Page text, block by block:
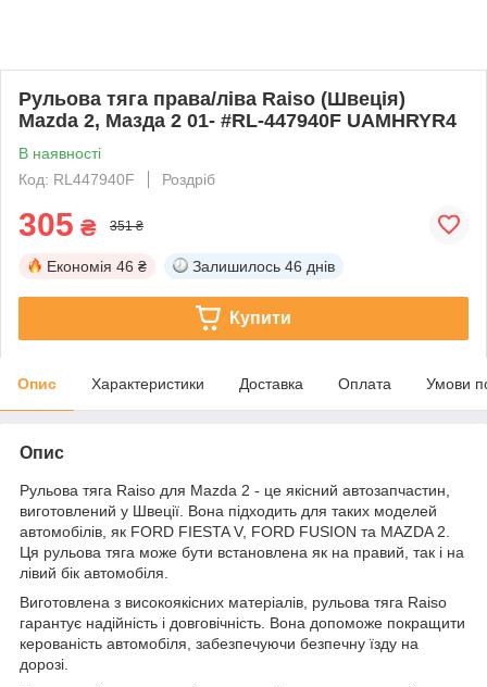
Рульова тяга права/ліва Raiso (Швеція)
Mazda 2, Мазда 2 01- #RL-447940F UAMHRYR4
В наявності
Код: RL447940F
Роздріб
305 ₴ 351 ₴
Економія 46 ₴ Залишилось 46 днів
Купити
Опис Характеристики Доставка Оплата Умови
Опис
Рульова тяга Raiso для Mazda 2 - це якісний автозапчастин,
виготовлений у Швеції. Вона підходить для таких моделей
автомобілів, як FORD FIESTA V, FORD FUSION та MAZDA 2.
Ця рульова тяга може бути встановлена як на правий, так і на
лівий бік автомобіля.
Виготовлена з високоякісних матеріалів, рульова тяга Raiso
гарантує надійність і довговічність. Вона допоможе покращити
керованість автомобіля, забезпечуючи безпечну їзду на
дорозі.